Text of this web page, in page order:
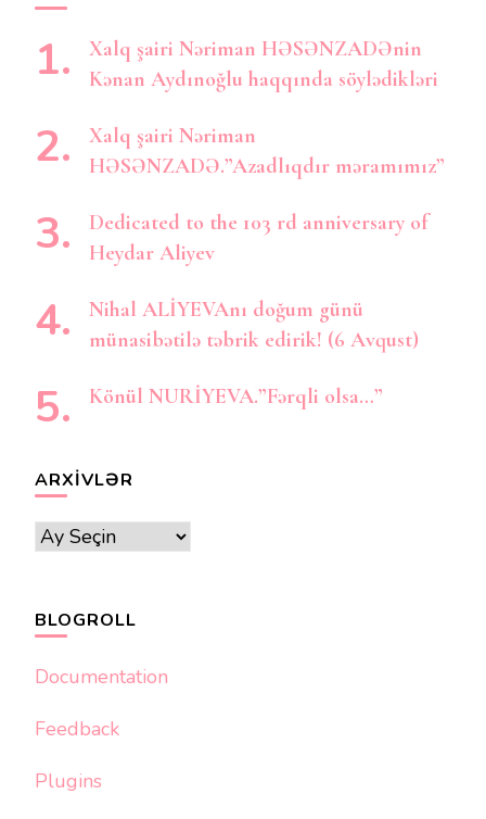
Xalq şairi Nəriman HƏSƏNZADƏnin
Kənan Aydınoğlu haqqında söylədikləri
Xalq şairi Nəriman
HƏSƏNZADƏ.”Azadlıqdır məramımız”
Dedicated to the 103 rd anniversary of
Heydar Aliyev
Nihal ALİYEVAnı doğum günü
münasibətilə təbrik edirik! (6 Avqust)
Könül NURİYEVA.”Fərqli olsa…”
ARXIVLƏR
Arxivlər
BLOGROLL
Documentation
Feedback
Plugins